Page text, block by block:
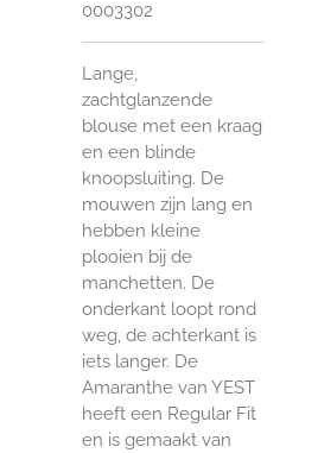
0003302
Lange,
zachtglanzende
blouse met een kraag
en een blinde
knoopsluiting. De
mouwen zijn lang en
hebben kleine
plooien bij de
manchetten. De
onderkant loopt rond
weg, de achterkant is
iets langer. De
Amaranthe van YEST
heeft een Regular Fit
en is gemaakt van